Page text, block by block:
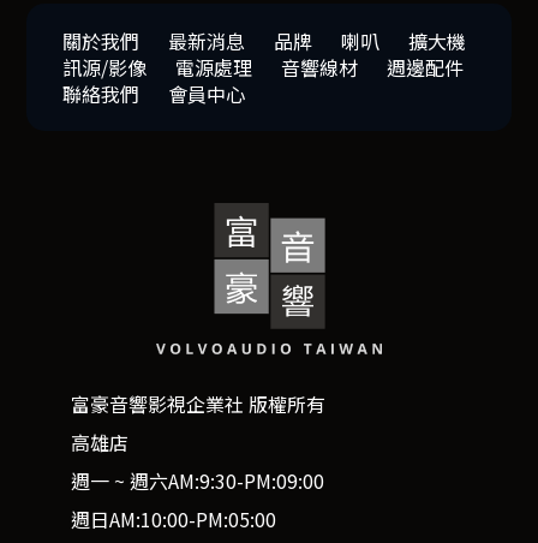
關於我們 最新消息 品牌 喇叭
擴大機
訊源/影像
電源處理 音響線材
週邊配件
聯絡我們
會員中心
富豪音響影視企業社 版權所有
高雄店
週一 ~ 週六AM:9:30-PM:09:00
週日AM:10:00-PM:05:00